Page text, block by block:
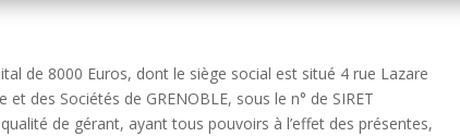
de 8000 Euros, dont le siège social est situé 4 rue Lazare
des Sociétés de GRENOBLE, sous le n° de SIRET
de gérant, ayant tous pouvoirs à l’effet des présentes,